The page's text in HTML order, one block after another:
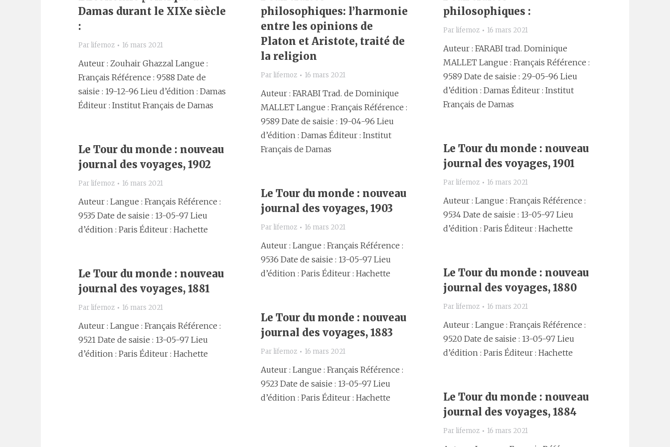
Damas durant le XIXe siècle
:
Par lifemoz 16 mars 2021
Auteur : Zouhair Ghazzal Langue :
Français Référence : 9588 Date de
saisie : 19-12-96 Lieu d’édition : Damas
Éditeur : Institut Français de Damas
philosophiques: l’harmonie
entre les opinions de
Platon et Aristote, traité de
la religion
Par lifemoz 16 mars 2021
Auteur : FARABI Trad. de Dominique
MALLET Langue : Français Référence :
9589 Date de saisie : 19-04-96 Lieu
d’édition : Damas Éditeur : Institut
Français de Damas
philosophiques :
Par lifemoz 16 mars 2021
Auteur : FARABI trad. Dominique
MALLET Langue : Français Référence :
9589 Date de saisie : 29-05-96 Lieu
d’édition : Damas Éditeur : Institut
Français de Damas
Le Tour du monde : nouveau
journal des voyages, 1901
Par lifemoz 16 mars 2021
Auteur : Langue : Français Référence :
9534 Date de saisie : 13-05-97 Lieu
d’édition : Paris Éditeur : Hachette
Le Tour du monde : nouveau
journal des voyages, 1902
Par lifemoz 16 mars 2021
Auteur : Langue : Français Référence :
9535 Date de saisie : 13-05-97 Lieu
d’édition : Paris Éditeur : Hachette
Le Tour du monde : nouveau
journal des voyages, 1903
Par lifemoz 16 mars 2021
Auteur : Langue : Français Référence :
9536 Date de saisie : 13-05-97 Lieu
d’édition : Paris Éditeur : Hachette
Le Tour du monde : nouveau
journal des voyages, 1880
Par lifemoz 16 mars 2021
Auteur : Langue : Français Référence :
9520 Date de saisie : 13-05-97 Lieu
d’édition : Paris Éditeur : Hachette
Le Tour du monde : nouveau
journal des voyages, 1881
Par lifemoz 16 mars 2021
Auteur : Langue : Français Référence :
9521 Date de saisie : 13-05-97 Lieu
d’édition : Paris Éditeur : Hachette
Le Tour du monde : nouveau
journal des voyages, 1883
Par lifemoz 16 mars 2021
Auteur : Langue : Français Référence :
9523 Date de saisie : 13-05-97 Lieu
d’édition : Paris Éditeur : Hachette
Le Tour du monde : nouveau
journal des voyages, 1884
Par lifemoz 16 mars 2021